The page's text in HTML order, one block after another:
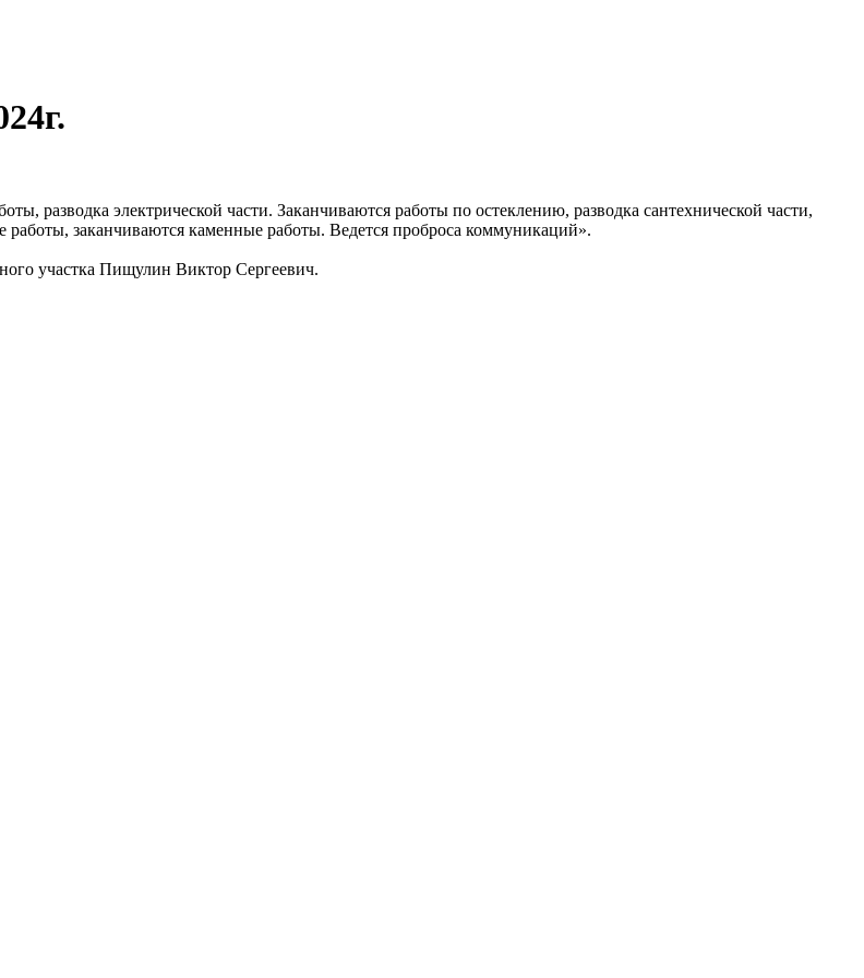
разводка электрической части. Заканчиваются работы по остеклению, разводка сантехнической части,
заканчиваются каменные работы. Ведется проброса коммуникаций».
участка Пищулин Виктор Сергеевич.